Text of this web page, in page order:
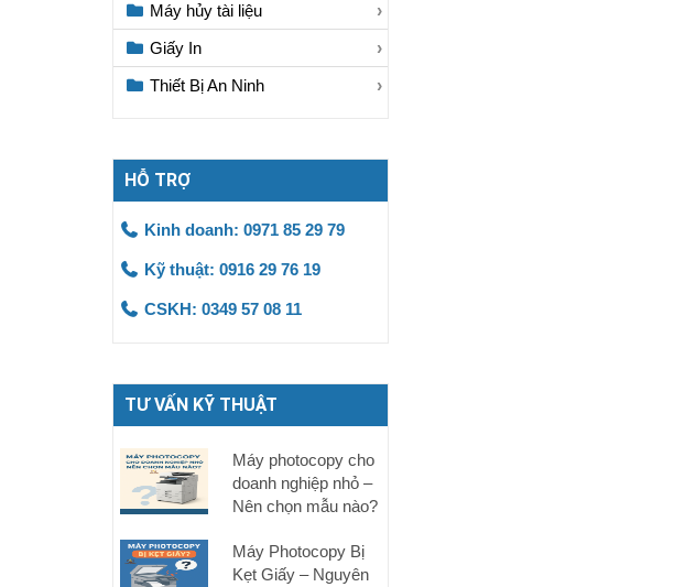
Máy hủy tài liệu
Giấy In
Thiết Bị An Ninh
HỖ TRỢ
Kinh doanh: 0971 85 29 79
Kỹ thuật: 0916 29 76 19
CSKH: 0349 57 08 11
TƯ VẤN KỸ THUẬT
Máy photocopy cho
doanh nghiệp nhỏ –
Nên chọn mẫu nào?
Máy Photocopy Bị
Kẹt Giấy – Nguyên